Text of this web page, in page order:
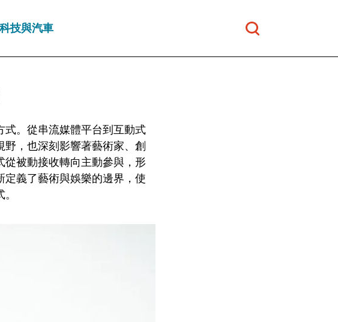
科技與汽車
。從串流媒體平台到互動式
，也深刻影響著藝術家、創
被動接收轉向主動參與，形
義了藝術與娛樂的邊界，使